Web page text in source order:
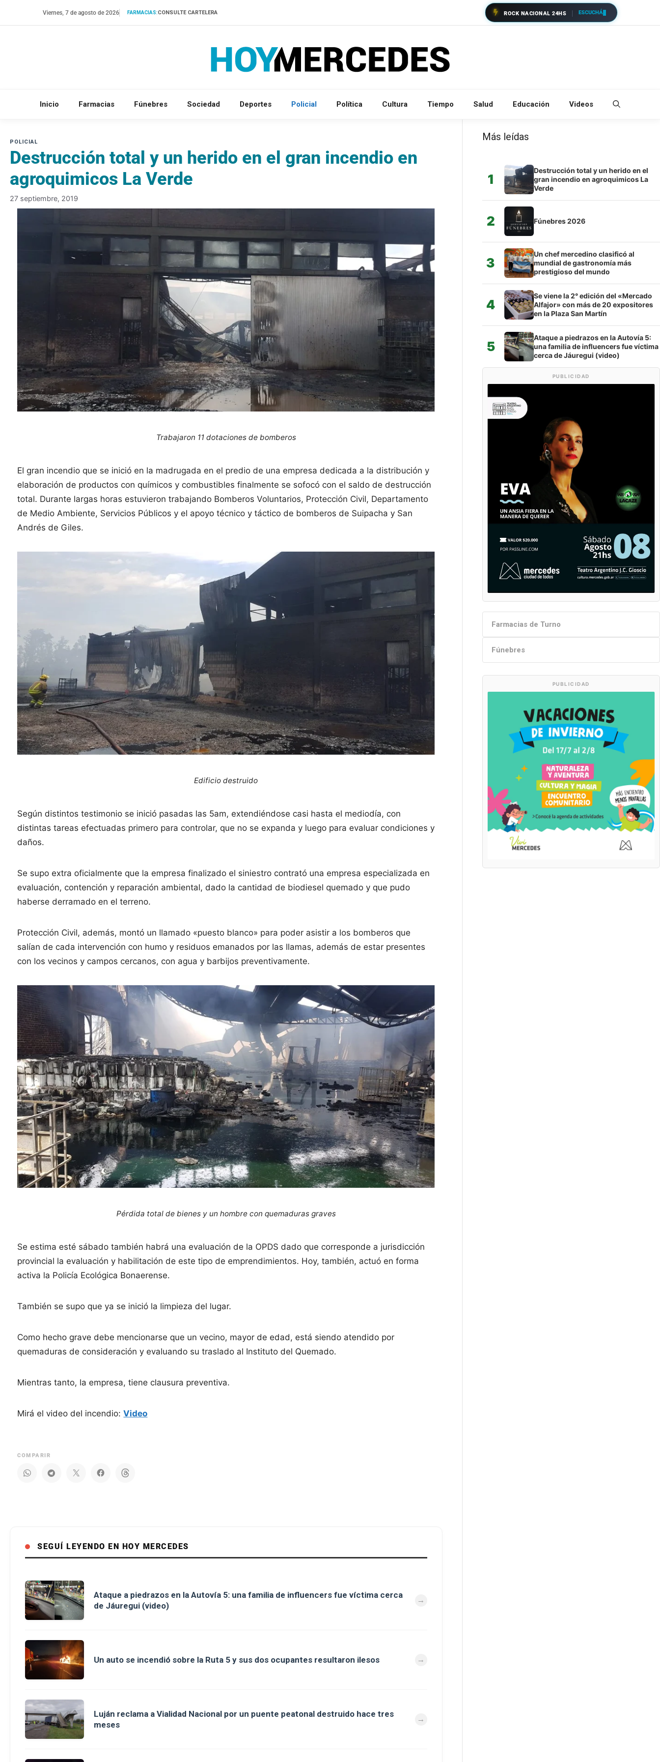
Viernes, 7 de agosto de 2026 FARMACIAS:CONSULTE CARTELERA ROCK NACIONAL 24HS ESCUCHÁ
Inicio Farmacias Fúnebres Sociedad Deportes Policial Política Cultura Tiempo Salud Educación Videos
Destrucción total y un herido en el gran incendio en
agroquimicos La Verde
27 septiembre, 2019
Trabajaron 11 dotaciones de bomberos
El gran incendio que se inició en la madrugada en el predio de una empresa dedicada a la distribución y
elaboración de productos con químicos y combustibles finalmente se sofocó con el saldo de destrucción
total. Durante largas horas estuvieron trabajando Bomberos Voluntarios, Protección Civil, Departamento
de Medio Ambiente, Servicios Públicos y el apoyo técnico y táctico de bomberos de Suipacha y San
Andrés de Giles.
Edificio destruido
Según distintos testimonio se inició pasadas las 5am, extendiéndose casi hasta el mediodía, con
distintas tareas efectuadas primero para controlar, que no se expanda y luego para evaluar condiciones y
daños.
Se supo extra oficialmente que la empresa finalizado el siniestro contrató una empresa especializada en
evaluación, contención y reparación ambiental, dado la cantidad de biodiesel quemado y que pudo
haberse derramado en el terreno.
Protección Civil, además, montó un llamado «puesto blanco» para poder asistir a los bomberos que
salían de cada intervención con humo y residuos emanados por las llamas, además de estar presentes
con los vecinos y campos cercanos, con agua y barbijos preventivamente.
Pérdida total de bienes y un hombre con quemaduras graves
Se estima esté sábado también habrá una evaluación de la OPDS dado que corresponde a jurisdicción
provincial la evaluación y habilitación de este tipo de emprendimientos. Hoy, también, actuó en forma
activa la Policía Ecológica Bonaerense.
También se supo que ya se inició la limpieza del lugar.
Como hecho grave debe mencionarse que un vecino, mayor de edad, está siendo atendido por
quemaduras de consideración y evaluando su traslado al Instituto del Quemado.
Mientras tanto, la empresa, tiene clausura preventiva.
Mirá el video del incendio:Video
COMPARIR
SEGUÍ LEYENDO EN HOY MERCEDES
Ataque a piedrazos en la Autovía 5: una familia de influencers fue víctima cerca
de Jáuregui (video)
Un auto se incendió sobre la Ruta 5 y sus dos ocupantes resultaron ilesos
Luján reclama a Vialidad Nacional por un puente peatonal destruido hace tres
meses
Más leídas
1
Destrucción total y un herido en el
gran incendio en agroquimicos La
Verde
2 Fúnebres 2026
3
Un chef mercedino clasificó al
mundial de gastronomía más
prestigioso del mundo
4
Se viene la 2° edición del «Mercado
Alfajor» con más de 20 expositores
en la Plaza San Martín
5
Ataque a piedrazos en la Autovía 5:
una familia de influencers fue víctima
cerca de Jáuregui (video)
PUBLICIDAD
Farmacias de Turno
Fúnebres
PUBLICIDAD